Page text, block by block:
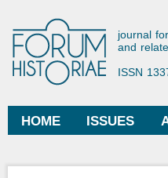
journal
and
ISSN
Main menu
HOME ISSUES